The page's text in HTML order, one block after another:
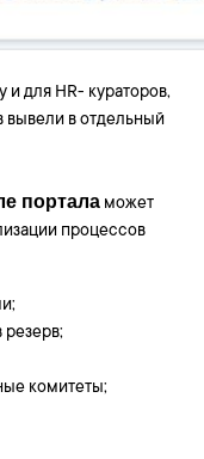
для HR- кураторов,
вывели в отдельный
портала может
процессов
резерв;
комитеты;